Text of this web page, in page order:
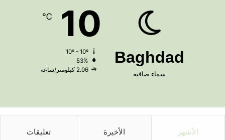
Baghdad
سماء صافية
10
℃
53%
2.06 كيلومتر/ساعة
الأشهر الأخيرة تعليقات